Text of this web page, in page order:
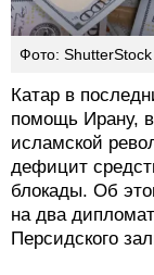
Фото: ShutterStock
Катар в
помощь Ирану,
исламской
дефицит
блокады. Об
на два
Персидского